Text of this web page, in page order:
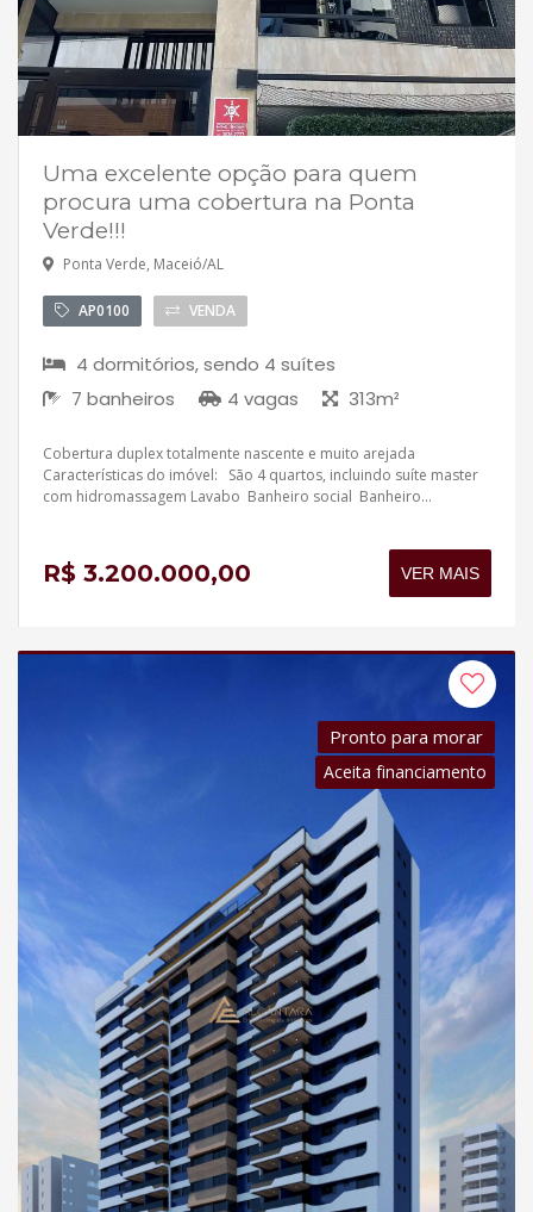
Uma excelente opção para quem
procura uma cobertura na Ponta
Verde!!!
Ponta Verde, Maceió/AL
AP0100 VENDA
4 dormitórios, sendo 4 suítes
7 banheiros
4 vagas 313m²
Cobertura duplex totalmente nascente e muito arejada
Características do imóvel: São 4 quartos, incluindo suíte master
com hidromassagem Lavabo Banheiro social Banheiro...
R$ 3.200.000,00 VER MAIS
Pronto para morar
Aceita financiamento